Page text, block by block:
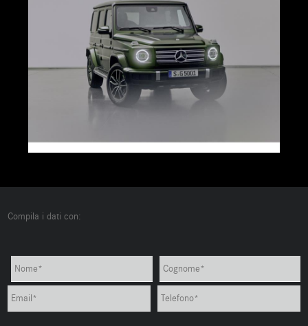
Compila i dati con: